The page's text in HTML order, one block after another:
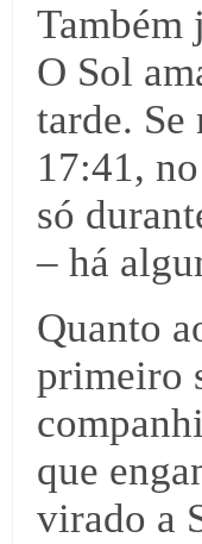
Também
O Sol
tarde. Se
17:41,
só
– há
Quanto
primeiro
que
virado a